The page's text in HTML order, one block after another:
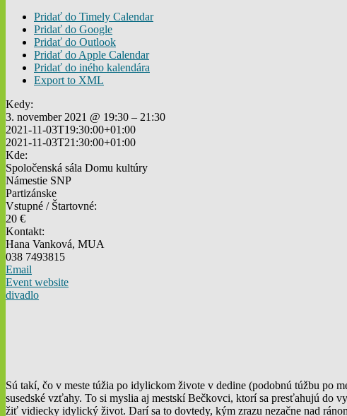
Pridať do Timely Calendar
Pridať do Google
Pridať do Outlook
Pridať do Apple Calendar
Pridať do iného kalendára
Export to XML
Kedy:
3. november 2021 @ 19:30 – 21:30
2021-11-03T19:30:00+01:00
2021-11-03T21:30:00+01:00
Kde:
Spoločenská sála Domu kultúry
Námestie SNP
Partizánske
Vstupné / Štartovné:
20 €
Kontakt:
Hana Vanková, MUA
038 7493815
Email
Event website
divadlo
Sú takí, čo v meste túžia po idylickom živote v dedine (podobnú túžbu po
susedské vzťahy. To si myslia aj mestskí Bečkovci, ktorí sa presťahujú do
žiť vidiecky idylický život. Darí sa to dovtedy, kým zrazu nezačne nad